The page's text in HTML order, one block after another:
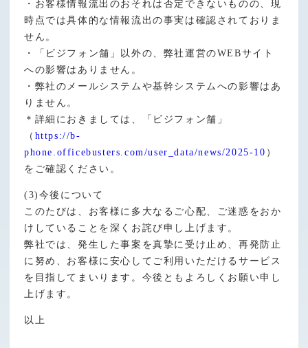
・お客様情報流出のおそれは否定できないものの、現
時点では具体的な情報流出の事実は確認されておりま
せん。
・「ビジフォン舗」以外の、弊社運営のWEBサイト
への影響はありません。
・弊社のメールシステムや基幹システムへの影響はあ
りません。
＊詳細におきましては、「ビジフォン舗」
（ https://b-
phone.officebusters.com/user_data/news/2025-10 ）
をご確認ください。
(3)今後について
このたびは、お客様に多大なるご心配、ご迷惑をおか
けしていることを深くお詫び申し上げます。
弊社では、発生した事案を真摯に受け止め、再発防止
に努め、お客様に安心してご利用いただけるサービス
を目指してまいります。今後ともよろしくお願い申し
上げます。
以上